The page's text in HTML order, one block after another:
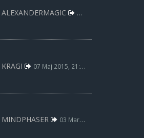
ALEXANDERMAGIC 06 Okt 2015, 10:54
KRAGI 07 Maj 2015, 21:31
MINDPHASER 03 Mar 2015, 09:04